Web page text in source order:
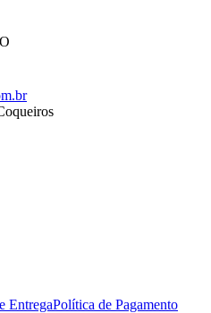
EntregaPolítica de Pagamento